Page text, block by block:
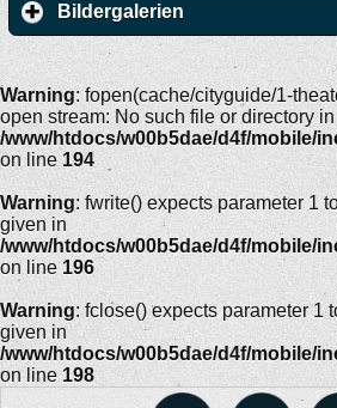
Bildergalerien
Warning: fopen(cache/cityguide/1-
open stream: No such file or directory in
/www/htdocs/w00b5dae/d4f/mobile/
on line 194
Warning: fwrite() expects parameter 1
given in
/www/htdocs/w00b5dae/d4f/mobile/
on line 196
Warning: fclose() expects parameter 1
given in
/www/htdocs/w00b5dae/d4f/mobile/
on line 198